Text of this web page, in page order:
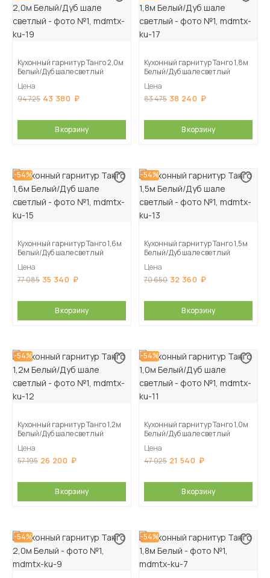
Кухонный гарнитур Танго 2,0м
Белый/Дуб шале светлый
Цена
94 725 43 380
В корзину
Кухонный гарнитур Танго 1,8м
Белый/Дуб шале светлый
Цена
83 475 38 240
В корзину
-54%
Кухонный гарнитур Танго 1,6м
Белый/Дуб шале светлый
Цена
77 085 35 340
В корзину
-54%
Кухонный гарнитур Танго 1,5м
Белый/Дуб шале светлый
Цена
70 650 32 360
В корзину
-54%
Кухонный гарнитур Танго 1,2м
Белый/Дуб шале светлый
Цена
57 195 26 200
В корзину
-54%
Кухонный гарнитур Танго 1,0м
Белый/Дуб шале светлый
Цена
47 025 21 540
В корзину
-54% -54%